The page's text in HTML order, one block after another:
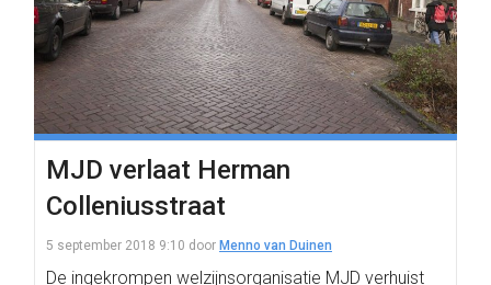
MJD verlaat Herman
Colleniusstraat
5 september 2018 9:10 door Menno van Duinen
De ingekrompen welzijnsorganisatie MJD verhuist